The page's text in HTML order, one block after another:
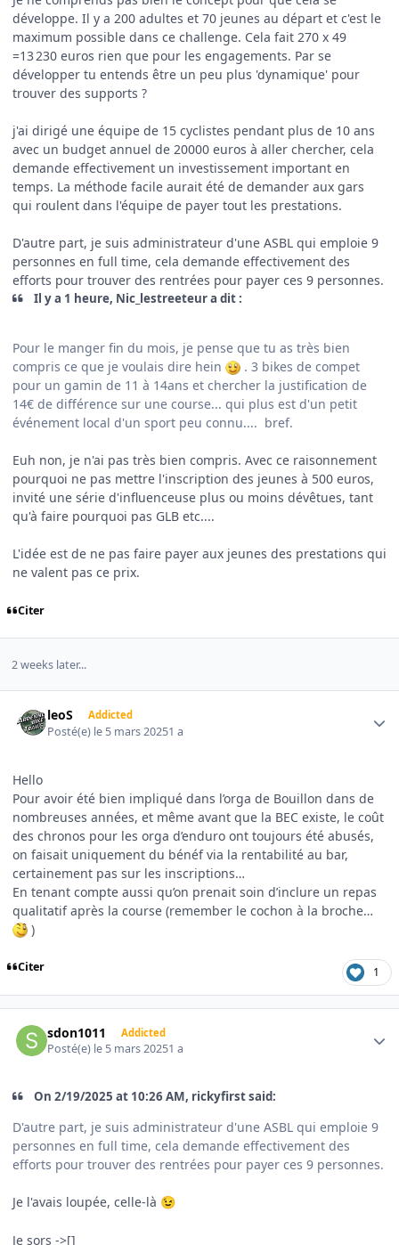
développe. Il y a 200 adultes et 70 jeunes au départ et c'est le
maximum possible dans ce challenge. Cela fait 270 x 49
=13 230 euros rien que pour les engagements. Par se
développer tu entends être un peu plus 'dynamique' pour
trouver des supports ?
j'ai dirigé une équipe de 15 cyclistes pendant plus de 10 ans
avec un budget annuel de 20000 euros à aller chercher, cela
demande effectivement un investissement important en
temps. La méthode facile aurait été de demander aux gars
qui roulent dans l'équipe de payer tout les prestations.
D'autre part, je suis administrateur d'une ASBL qui emploie 9
personnes en full time, cela demande effectivement des
efforts pour trouver des rentrées pour payer ces 9 personnes.
Il y a 1 heure, Nic_lestreeteur a dit :
Pour le manger fin du mois, je pense que tu as très bien
compris ce que je voulais dire hein
. 3 bikes de compet
pour un gamin de 11 à 14ans et chercher la justification de
14€ de différence sur une course... qui plus est d'un petit
événement local d'un sport peu connu.... bref.
Euh non, je n'ai pas très bien compris. Avec ce raisonnement
pourquoi ne pas mettre l'inscription des jeunes à 500 euros,
invité une série d'influenceuse plus ou moins dévêtues, tant
qu'à faire pourquoi pas GLB etc....
L'idée est de ne pas faire payer aux jeunes des prestations qui
ne valent pas ce prix.
Citer
2 weeks later...
leoS Addicted
Posté(e) le 5 mars 20251 a
Hello
Pour avoir été bien impliqué dans l’orga de Bouillon dans de
nombreuses années, et même avant que la BEC existe, le coût
des chronos pour les orga d’enduro ont toujours été abusés,
on faisait uniquement du bénéf via la rentabilité au bar,
certainement pas sur les inscriptions…
En tenant compte aussi qu’on prenait soin d’inclure un repas
qualitatif après la course (remember le cochon à la broche…
)
Citer 1
sdon1011 Addicted
Posté(e) le 5 mars 20251 a
On 2/19/2025 at 10:26 AM, rickyfirst said:
D'autre part, je suis administrateur d'une ASBL qui emploie 9
personnes en full time, cela demande effectivement des
efforts pour trouver des rentrées pour payer ces 9 personnes.
Je l'avais loupée, celle-là 😉
Je sors ->[]